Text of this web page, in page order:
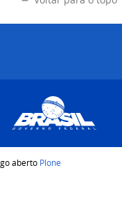
aberto Plone